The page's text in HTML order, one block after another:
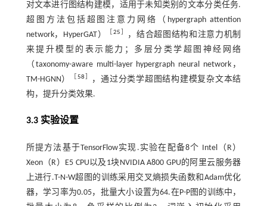
对文本进行图结构建模，适用于未知类别的文本分类任务.
超图方法包括超图注意力网络（hypergraph attention
network，HyperGAT）
25
，结合超图结构和注意力机制
来提升模型的表示能力；多层分类学超图神经网络
（taxonomy-aware multi-layer hypergraph neural network，
TM-HGNN）
58
，通过分类学超图结构建模复杂文本结
构，提升分类效果.
3.3 实验设置
所提方法基于TensorFlow实现.实验在配备8个 Intel（R）
Xeon（R）E5 CPU以及1块NVIDIA A800 GPU的阿里云服务器
上进行.T-N-W超图的训练采用交叉熵损失函数和Adam优化
器，学习率为0.05，批量大小设置为64.在P-P图的训练中，